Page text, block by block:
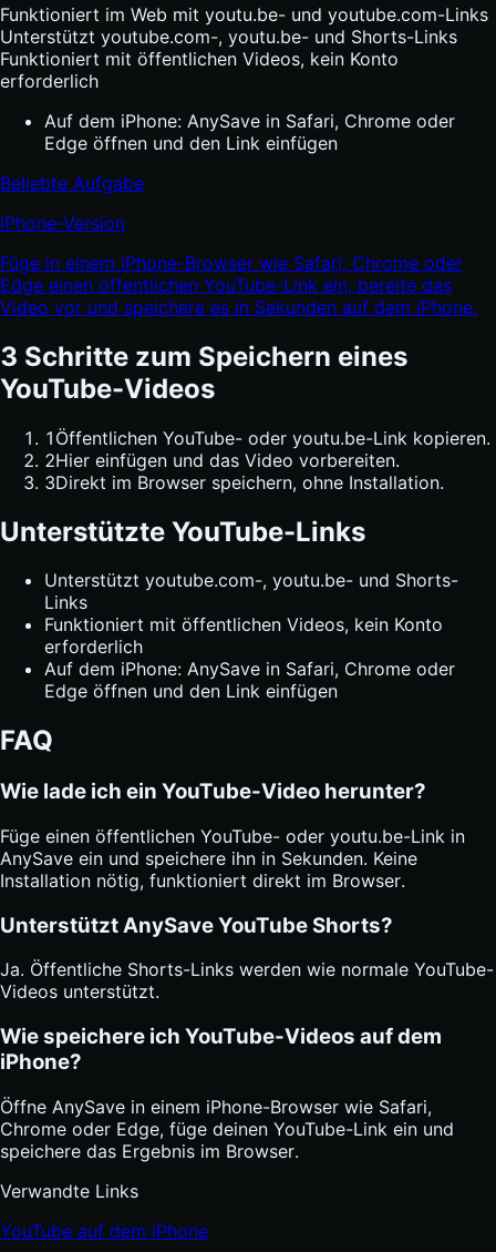
Funktioniert im Web mit youtu.be- und youtube.com-Links
Unterstützt youtube.com-, youtu.be- und Shorts-Links
Funktioniert mit öffentlichen Videos, kein Konto
erforderlich
Auf dem iPhone: AnySave in Safari, Chrome oder
Edge öffnen und den Link einfügen
Beliebte Aufgabe
iPhone-Version
Füge in einem iPhone-Browser wie Safari, Chrome oder
Edge einen öffentlichen YouTube-Link ein, bereite das
Video vor und speichere es in Sekunden auf dem iPhone.
3 Schritte zum Speichern eines
YouTube-Videos
1 Öffentlichen YouTube- oder youtu.be-Link kopieren.
2Hier einfügen und das Video vorbereiten.
3Direkt im Browser speichern, ohne Installation.
Unterstützte YouTube-Links
Unterstützt youtube.com-, youtu.be- und Shorts-
Links
Funktioniert mit öffentlichen Videos, kein Konto
erforderlich
Auf dem iPhone: AnySave in Safari, Chrome oder
Edge öffnen und den Link einfügen
FAQ
Wie lade ich ein YouTube-Video herunter?
Füge einen öffentlichen YouTube- oder youtu.be-Link in
AnySave ein und speichere ihn in Sekunden. Keine
Installation nötig, funktioniert direkt im Browser.
Unterstützt AnySave YouTube Shorts?
Ja. Öffentliche Shorts-Links werden wie normale YouTube-
Videos unterstützt.
Wie speichere ich YouTube-Videos auf dem
iPhone?
Öffne AnySave in einem iPhone-Browser wie Safari,
Chrome oder Edge, füge deinen YouTube-Link ein und
speichere das Ergebnis im Browser.
Verwandte Links
YouTube auf dem iPhone